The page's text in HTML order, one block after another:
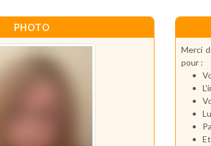
PHOTO
Merci
pour :